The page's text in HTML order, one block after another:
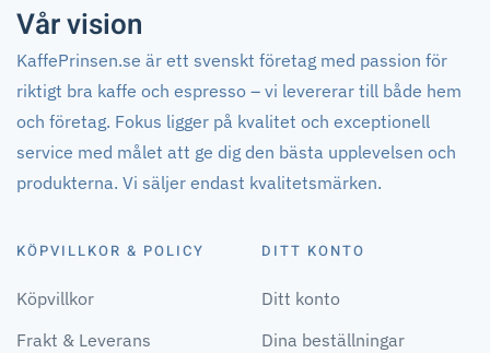
Vår vision
KaffePrinsen.se är ett svenskt företag med passion för
riktigt bra kaffe och espresso – vi levererar till både hem
och företag. Fokus ligger på kvalitet och exceptionell
service med målet att ge dig den bästa upplevelsen och
produkterna. Vi säljer endast kvalitetsmärken.
KÖPVILLKOR & POLICY
Köpvillkor
Frakt & Leverans
DITT KONTO
Ditt konto
Dina beställningar